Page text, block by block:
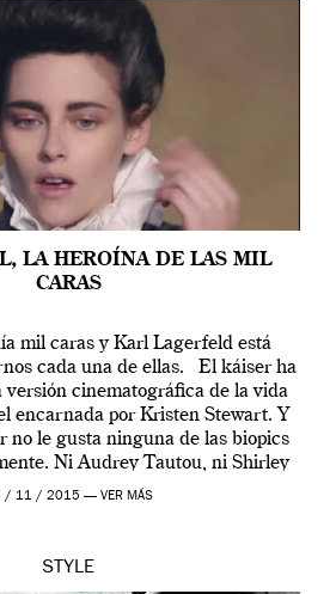
LA HEROÍNA DE LAS MIL
CARAS
mil caras y Karl Lagerfeld está
cada una de ellas. El káiser ha
cinematográfica de la vida
encarnada por Kristen Stewart. Y
no le gusta ninguna de las biopics
Ni Audrey Tautou, ni Shirley
ni ninguna otra. A él […]
/ 11 / 2015 — VER MÁS
STYLE